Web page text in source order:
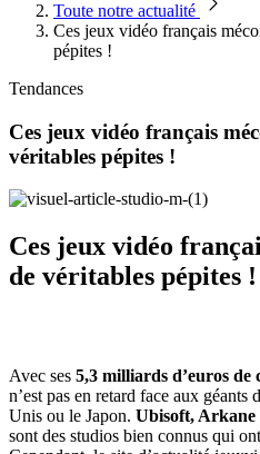
Toute notre actualité
Ces jeux vidéo français
pépites !
Tendances
Ces jeux vidéo français
véritables pépites !
Ces jeux vidéo
de véritables pépites !
Avec ses 5,3 milliards d’euros de
n’est pas en retard face aux
Unis ou le Japon. Ubisoft, Arkane
sont des studios bien connus qui